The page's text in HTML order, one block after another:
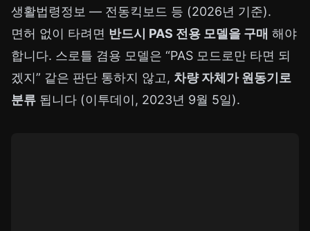
생활법령정보 — 전동킥보드 등 (2026년 기준).
면허 없이 타려면 반드시 PAS 전용 모델을 구매 해야
합니다. 스로틀 겸용 모델은 “PAS 모드로만 타면 되
겠지” 같은 판단 통하지 않고, 차량 자체가 원동기로
분류 됩니다 (이투데이, 2023년 9월 5일).